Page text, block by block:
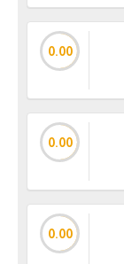
0.00
0.00
0.00